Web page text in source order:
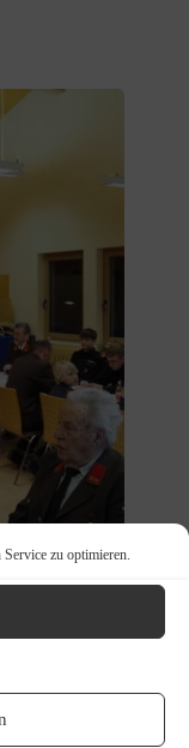
zu optimieren.